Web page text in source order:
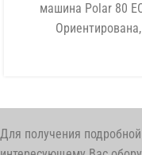
машина Polar 80
Для получения